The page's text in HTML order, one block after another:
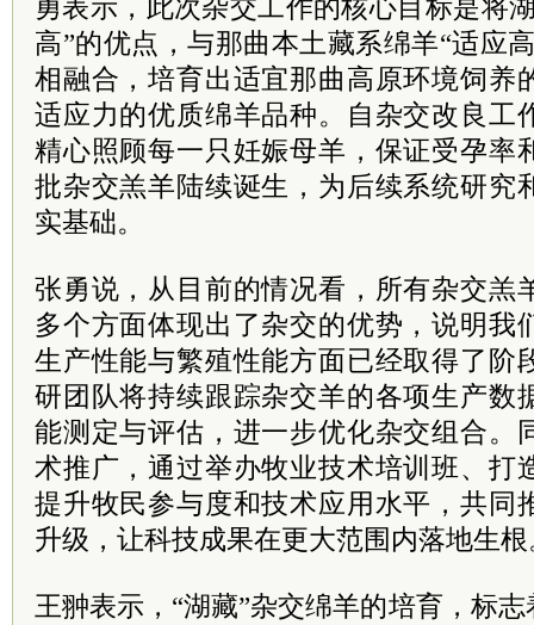
勇表示，此次杂交工作的核心目标是将
高”的优点，与那曲本土藏系绵羊“适应
相融合，培育出适宜那曲高原环境饲养
适应力的优质绵羊品种。自杂交改良工
精心照顾每一只妊娠母羊，保证受孕率
批杂交羔羊陆续诞生，为后续系统研究
实基础。
张勇说，从目前的情况看，所有杂交羔
多个方面体现出了杂交的优势，说明我
生产性能与繁殖性能方面已经取得了阶
研团队将持续跟踪杂交羊的各项生产数
能测定与评估，进一步优化杂交组合。
术推广，通过举办牧业技术培训班、打
提升牧民参与度和技术应用水平，共同
升级，让科技成果在更大范围内落地生根
王翀表示，“湖藏”杂交绵羊的培育，标